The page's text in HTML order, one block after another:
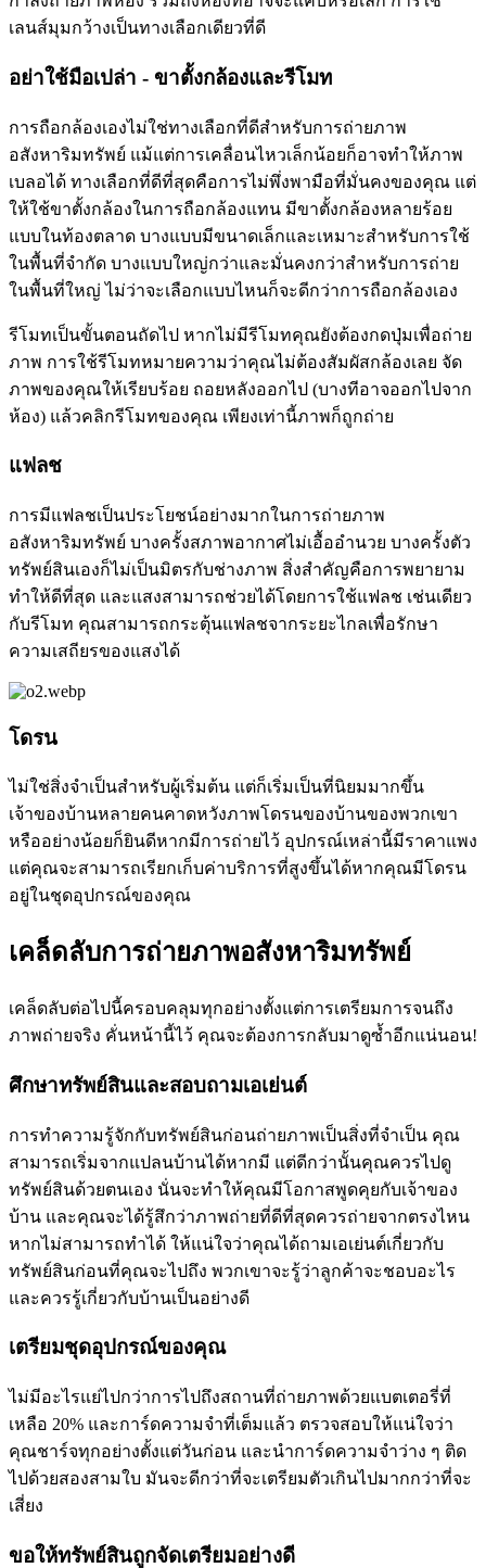
เลนส์มุมกว้างเป็นทางเลือกเดียวที่ดี
อย่าใช้มือเปล่า - ขาตั้งกล้องและรีโมท
การถือกล้องเองไม่ใช่ทางเลือกที่ดีสำหรับการถ่ายภาพ
อสังหาริมทรัพย์ แม้แต่การเคลื่อนไหวเล็กน้อยก็อาจทำให้ภาพ
เบลอได้ ทางเลือกที่ดีที่สุดคือการไม่พึ่งพามือที่มั่นคงของคุณ แต่
ให้ใช้ขาตั้งกล้องในการถือกล้องแทน มีขาตั้งกล้องหลายร้อย
แบบในท้องตลาด บางแบบมีขนาดเล็กและเหมาะสำหรับการใช้
ในพื้นที่จำกัด บางแบบใหญ่กว่าและมั่นคงกว่าสำหรับการถ่าย
ในพื้นที่ใหญ่ ไม่ว่าจะเลือกแบบไหนก็จะดีกว่าการถือกล้องเอง
รีโมทเป็นขั้นตอนถัดไป หากไม่มีรีโมทคุณยังต้องกดปุ่มเพื่อถ่าย
ภาพ การใช้รีโมทหมายความว่าคุณไม่ต้องสัมผัสกล้องเลย จัด
ภาพของคุณให้เรียบร้อย ถอยหลังออกไป (บางทีอาจออกไปจาก
ห้อง) แล้วคลิกรีโมทของคุณ เพียงเท่านี้ภาพก็ถูกถ่าย
แฟลช
การมีแฟลชเป็นประโยชน์อย่างมากในการถ่ายภาพ
อสังหาริมทรัพย์ บางครั้งสภาพอากาศไม่เอื้ออำนวย บางครั้งตัว
ทรัพย์สินเองก็ไม่เป็นมิตรกับช่างภาพ สิ่งสำคัญคือการพยายาม
ทำให้ดีที่สุด และแสงสามารถช่วยได้โดยการใช้แฟลช เช่นเดียว
กับรีโมท คุณสามารถกระตุ้นแฟลชจากระยะไกลเพื่อรักษา
ความเสถียรของแสงได้
โดรน
ไม่ใช่สิ่งจำเป็นสำหรับผู้เริ่มต้น แต่ก็เริ่มเป็นที่นิยมมากขึ้น
เจ้าของบ้านหลายคนคาดหวังภาพโดรนของบ้านของพวกเขา
หรืออย่างน้อยก็ยินดีหากมีการถ่ายไว้ อุปกรณ์เหล่านี้มีราคาแพง
แต่คุณจะสามารถเรียกเก็บค่าบริการที่สูงขึ้นได้หากคุณมีโดรน
อยู่ในชุดอุปกรณ์ของคุณ
เคล็ดลับการถ่ายภาพอสังหาริมทรัพย์
เคล็ดลับต่อไปนี้ครอบคลุมทุกอย่างตั้งแต่การเตรียมการจนถึง
ภาพถ่ายจริง คั่นหน้านี้ไว้ คุณจะต้องการกลับมาดูซ้ำอีกแน่นอน!
ศึกษาทรัพย์สินและสอบถามเอเย่นต์
การทำความรู้จักกับทรัพย์สินก่อนถ่ายภาพเป็นสิ่งที่จำเป็น คุณ
สามารถเริ่มจากแปลนบ้านได้หากมี แต่ดีกว่านั้นคุณควรไปดู
ทรัพย์สินด้วยตนเอง นั่นจะทำให้คุณมีโอกาสพูดคุยกับเจ้าของ
บ้าน และคุณจะได้รู้สึกว่าภาพถ่ายที่ดีที่สุดควรถ่ายจากตรงไหน
หากไม่สามารถทำได้ ให้แน่ใจว่าคุณได้ถามเอเย่นต์เกี่ยวกับ
ทรัพย์สินก่อนที่คุณจะไปถึง พวกเขาจะรู้ว่าลูกค้าจะชอบอะไร
และควรรู้เกี่ยวกับบ้านเป็นอย่างดี
เตรียมชุดอุปกรณ์ของคุณ
ไม่มีอะไรแย่ไปกว่าการไปถึงสถานที่ถ่ายภาพด้วยแบตเตอรี่ที่
เหลือ 20% และการ์ดความจำที่เต็มแล้ว ตรวจสอบให้แน่ใจว่า
คุณชาร์จทุกอย่างตั้งแต่วันก่อน และนำการ์ดความจำว่าง ๆ ติด
ไปด้วยสองสามใบ มันจะดีกว่าที่จะเตรียมตัวเกินไปมากกว่าที่จะ
เสี่ยง
ขอให้ทรัพย์สินถูกจัดเตรียมอย่างดี